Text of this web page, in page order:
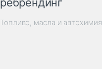
Топливо, масла и автохимия